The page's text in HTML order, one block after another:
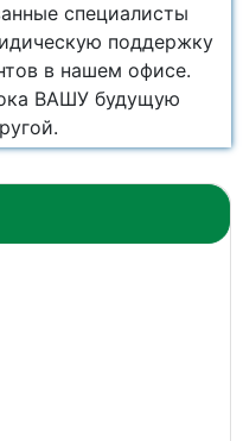
специалисты
поддержку
в нашем офисе.
ВАШУ будущую